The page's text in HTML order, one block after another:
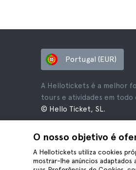
O nosso objetivo é
A Hellotickets utiliza cookies
mostrar-lhe anúncios adaptados
Portugal (EUR)
A Hellotickets é a melhor
tours e atividades em todo
© Hello Ticket, SL.